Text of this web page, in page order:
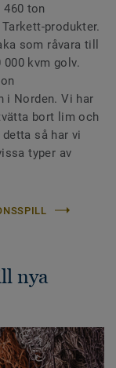
460 ton
produkter.
som råvara till
kvm golv.
i Norden. Vi har
bort lim och
så har vi
typer av
nya